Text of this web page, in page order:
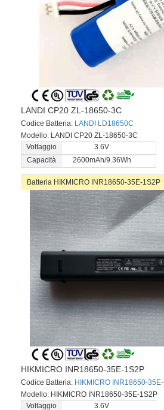
LANDI CP20 ZL-18650-3C
Codice Batteria: LANDI LD18650C
Modello: LANDI CP20 ZL-18650-3C
Voltaggio
3.6V
Capacità
2600mAh/9.36Wh
Batteria HIKMICRO INR18650-35E-1S2P
HIKMICRO INR18650-35E-1S2P
Codice Batteria: HIKMICRO INR18650-35E-1S2P
Modello: HIKMICRO INR18650-35E-1S2P
Voltaggio
3.6V